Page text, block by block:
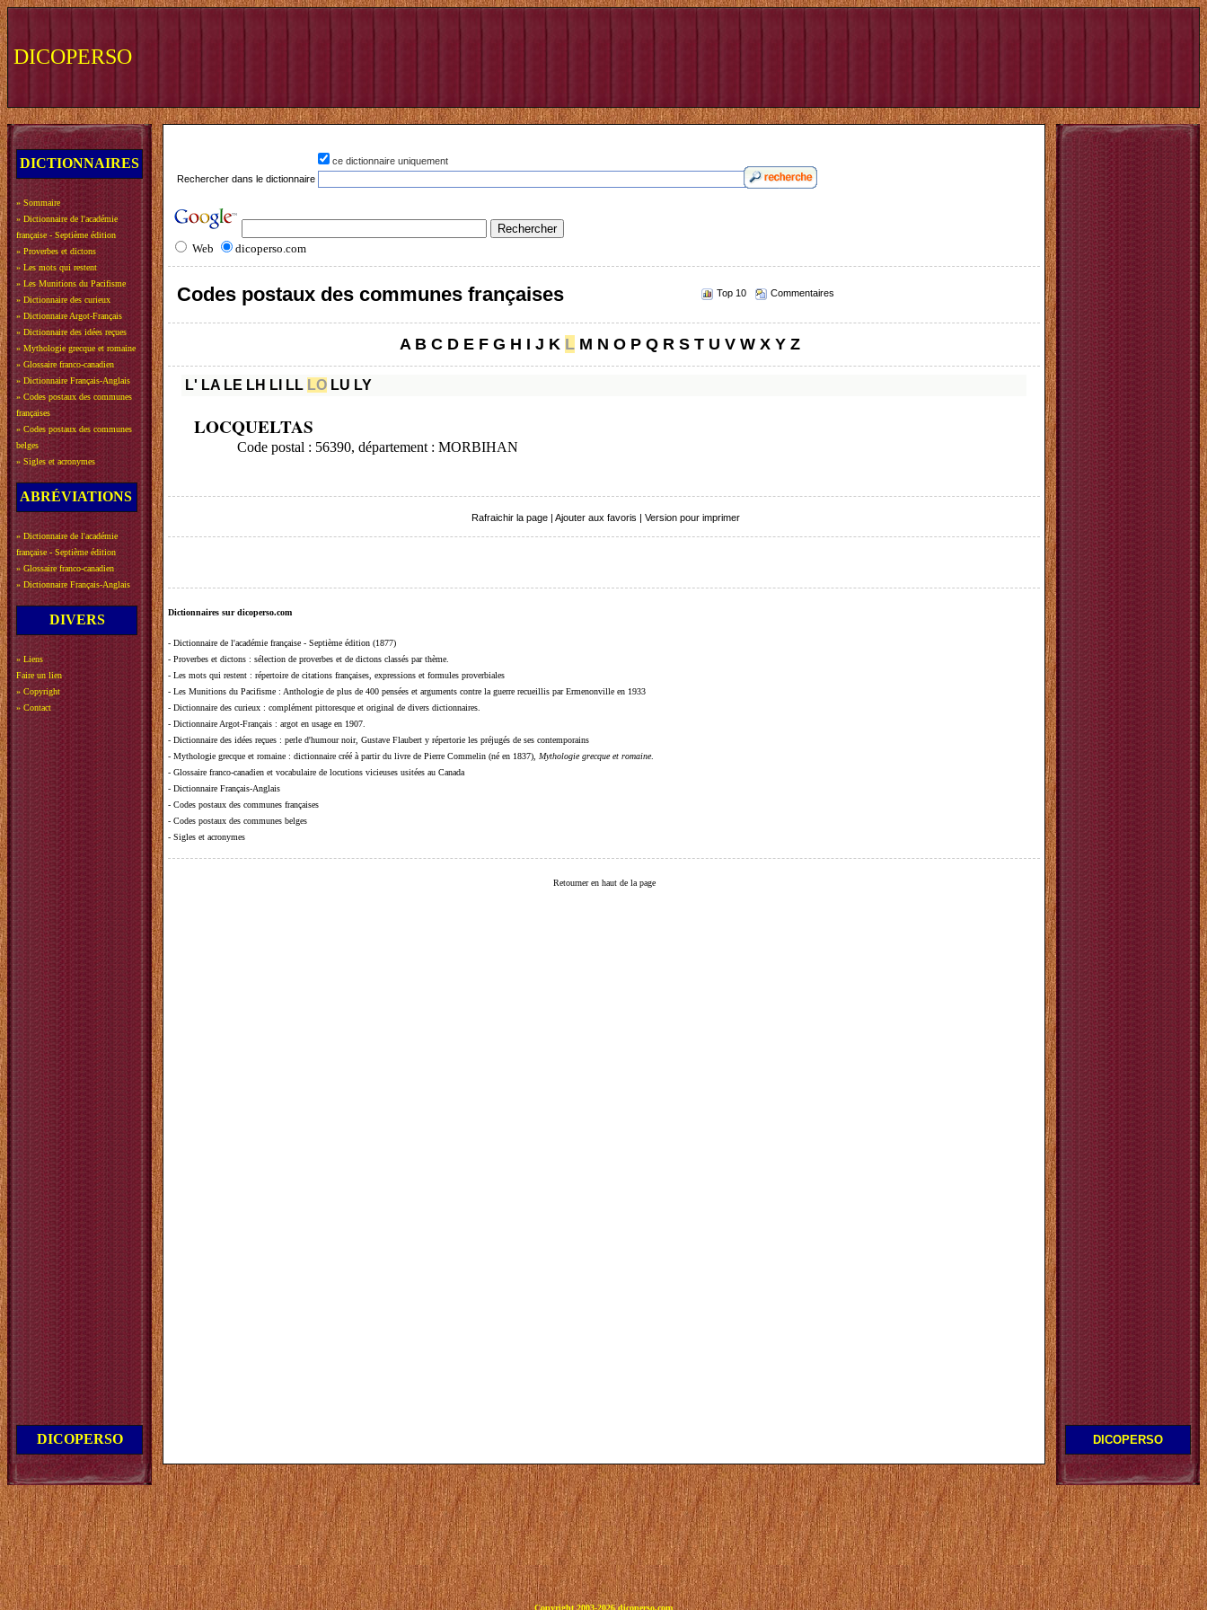
DICOPERSO
DICTIONNAIRES
» Sommaire
» Dictionnaire de l'académie
française - Septième édition
» Proverbes et dictons
» Les mots qui restent
» Les Munitions du Pacifisme
» Dictionnaire des curieux
» Dictionnaire Argot-Français
» Dictionnaire des idées reçues
» Mythologie grecque et romaine
» Glossaire franco-canadien
» Dictionnaire Français-Anglais
» Codes postaux des communes
françaises
» Codes postaux des communes
belges
» Sigles et acronymes
ABRÉVIATIONS
» Dictionnaire de l'académie
française - Septième édition
» Glossaire franco-canadien
» Dictionnaire Français-Anglais
DIVERS
» Liens
Faire un lien
» Copyright
» Contact
DICOPERSO
ce dictionnaire uniquement
Rechercher dans le dictionnaire
Web dicoperso.com
Codes postaux des communes françaises Top 10 Commentaires
A B C D E F G H I J K L M N O P Q R S T U V W X Y Z
L' LA LE LH LI LL LO LU LY
LOCQUELTAS
Code postal : 56390, département : MORBIHAN
Rafraichir la page | Ajouter aux favoris | Version pour imprimer
Dictionnaires sur dicoperso.com
- Dictionnaire de l'académie française - Septième édition (1877)
- Proverbes et dictons : sélection de proverbes et de dictons classés par thème.
- Les mots qui restent : répertoire de citations françaises, expressions et formules proverbiales
- Les Munitions du Pacifisme : Anthologie de plus de 400 pensées et arguments contre la guerre recueillis par Ermenonville en 1933
- Dictionnaire des curieux : complément pittoresque et original de divers dictionnaires.
- Dictionnaire Argot-Français : argot en usage en 1907.
- Dictionnaire des idées reçues : perle d'humour noir, Gustave Flaubert y répertorie les préjugés de ses contemporains
- Mythologie grecque et romaine : dictionnaire créé à partir du livre de Pierre Commelin (né en 1837), Mythologie grecque et romaine.
- Glossaire franco-canadien et vocabulaire de locutions vicieuses usitées au Canada
- Dictionnaire Français-Anglais
- Codes postaux des communes françaises
- Codes postaux des communes belges
- Sigles et acronymes
Retourner en haut de la page
DICOPERSO
Copyright 2003-2026 dicoperso.com